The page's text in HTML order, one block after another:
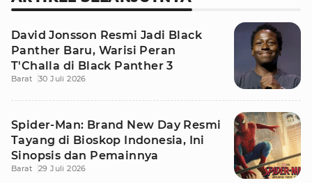
David Jonsson Resmi Jadi Black
Panther Baru, Warisi Peran
T'Challa di Black Panther 3
Barat 30 Juli 2026
Spider-Man: Brand New Day Resmi
Tayang di Bioskop Indonesia, Ini
Sinopsis dan Pemainnya
Barat 29 Juli 2026